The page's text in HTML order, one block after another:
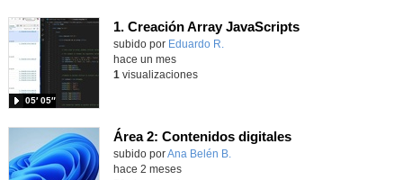
1. Creación Array JavaScripts
Contenido educativo.
subido por Eduardo R.
05′ 05″
hace un mes
1 visualizaciones
Área 2: Contenidos digitales
Contenido educativo.
subido porAna Belén B.
hace 2 meses